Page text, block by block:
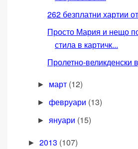
262 безплатни хартии
Просто Мария и нещо
стила в картичк...
Пролетно-великденски
► март (12)
►февруари (13)
► януари (15)
► 2013 (107)